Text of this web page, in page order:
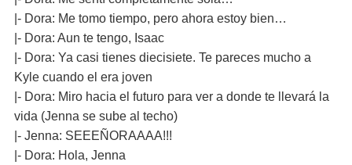
|- Dora: Me tomo tiempo, pero ahora estoy bien…
|- Dora: Aun te tengo, Isaac
|- Dora: Ya casi tienes diecisiete. Te pareces mucho a
Kyle cuando el era joven
|- Dora: Miro hacia el futuro para ver a donde te llevará la
vida (Jenna se sube al techo)
|- Jenna: SEEEÑORAAAA!!!
|- Dora: Hola, Jenna